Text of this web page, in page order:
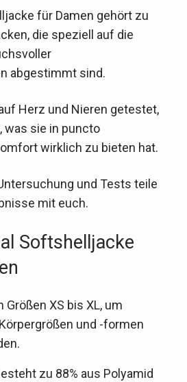
für Damen gehört zu
die speziell auf die
abgestimmt sind.
Herz und Nieren getestet,
was sie in puncto
wirklich zu bieten hat.
und Tests teile
mit euch.
Softshelljacke
Größen XS bis XL, um
und -formen
zu 88% aus Polyamid